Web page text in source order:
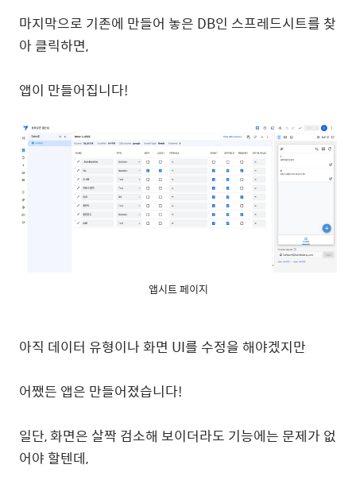
마지막으로 기존에 만들어 놓은 DB인 스프레드시트를 찾
아 클릭하면,
앱이 만들어집니다!
앱시트 페이지
아직 데이터 유형이나 화면 UI를 수정을 해야겠지만
어쨌든 앱은 만들어졌습니다!
일단, 화면은 살짝 검소해 보이더라도 기능에는 문제가 없
어야 할텐데,